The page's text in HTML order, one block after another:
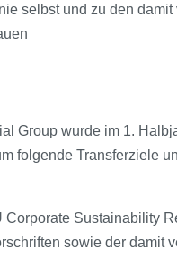
selbst und zu den
Group wurde im 1.
folgende Transferziele
Sustainability
sowie der damit